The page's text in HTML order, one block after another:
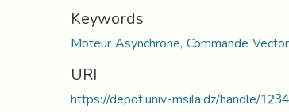
Keywords
Moteur Asynchrone, Commande
URI
https://depot.univ-msila.dz/handle/